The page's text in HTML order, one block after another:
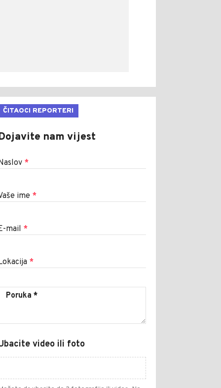
ČITAOCI REPORTERI
nam vijest
*
ime *
mail *
*
video ili foto